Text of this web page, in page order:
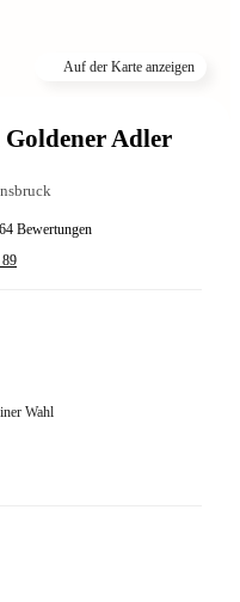
Auf der Karte anzeigen
Goldener Adler
Bewertungen
Wahl